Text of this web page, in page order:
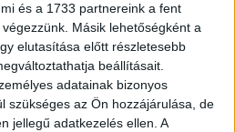
és a 1733 partnereink a fent
Másik lehetőségként a
elutasítása előtt részletesebb
beállításait.
adatainak bizonyos
szükséges az Ön hozzájárulása, de
jellegű adatkezelés ellen. A
40 000 Ft